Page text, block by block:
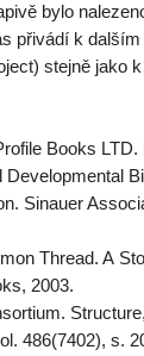
bylo
přivádí k
stejně jako
Books LTD.
Sinauer
Thread. A
2003.
486(7402), s.